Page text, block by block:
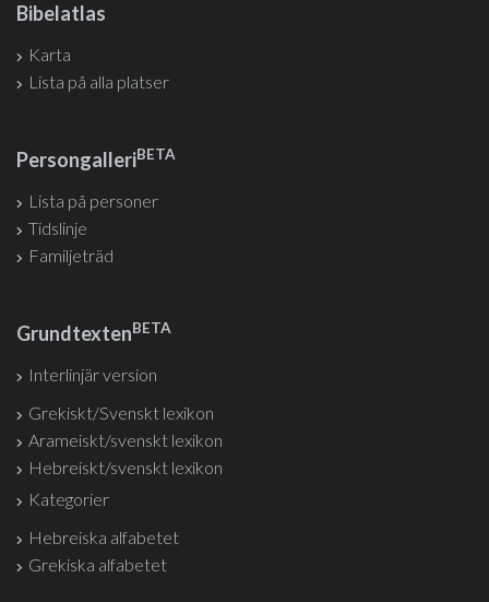
Bibelatlas
Karta
Lista på alla platser
PersongalleriBETA
Lista på personer
Tidslinje
Familjeträd
GrundtextenBETA
Interlinjär version
Grekiskt/Svenskt lexikon
Arameiskt/svenskt lexikon
Hebreiskt/svenskt lexikon
Kategorier
Hebreiska alfabetet
Grekiska alfabetet